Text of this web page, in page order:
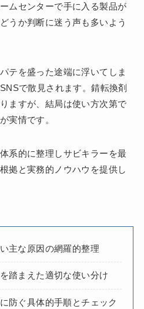
ムセンターで手に入る製品が
うか判断に迷う声も多いよう
テを盛った途端に浮いてしま
で散見されます。錆転換剤
ますが、結局は使い方次第で
実情です。
系的に整理しサビキラーを最
拠と実務的ノウハウを提供し
主な原因の網羅的整理
踏まえた適切な使い分け
防ぐ具体的手順とチェック